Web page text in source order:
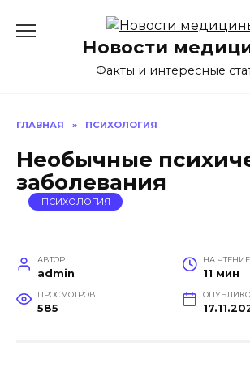
содержаниюНовости
Факты и интересные
ГЛАВНАЯ » ПСИХОЛОГИЯ
Необычные
заболевания
ПСИХОЛОГИЯ
АВТОР
admin
НА ЧТЕНИЕ
11 мин
ПРОСМОТРОВ
585